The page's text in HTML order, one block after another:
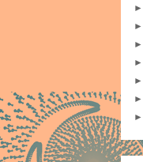
►
►
►
►
►
►
►